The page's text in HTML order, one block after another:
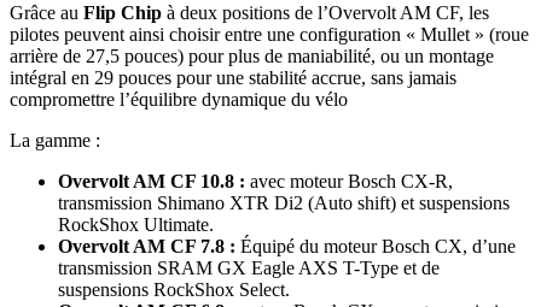
Grâce au Flip Chip à deux positions de l’Overvolt AM CF, les
pilotes peuvent ainsi choisir entre une configuration « Mullet » (roue
arrière de 27,5 pouces) pour plus de maniabilité, ou un montage
intégral en 29 pouces pour une stabilité accrue, sans jamais
compromettre l’équilibre dynamique du vélo
La gamme :
Overvolt AM CF 10.8 : avec moteur Bosch CX-R,
transmission Shimano XTR Di2 (Auto shift) et suspensions
RockShox Ultimate.
Overvolt AM CF 7.8 : Équipé du moteur Bosch CX, d’une
transmission SRAM GX Eagle AXS T-Type et de
suspensions RockShox Select.